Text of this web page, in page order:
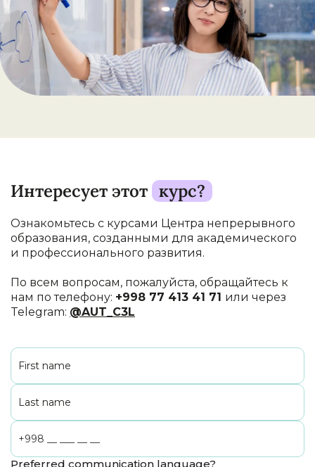
Интересует этот курс?
Ознакомьтесь с курсами Центра непрерывного
образования, созданными для академического
и профессионального развития.
По всем вопросам, пожалуйста, обращайтесь к
нам по телефону: +998 77 413 41 71 или через
Telegram: @AUT_C3L
Preferred communication language?